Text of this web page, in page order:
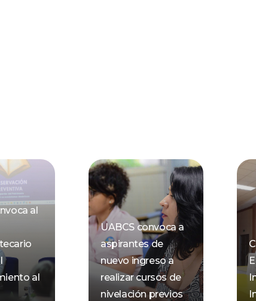
al
al
UABCS convoca a
aspirantes de
nuevo ingreso a
realizar cursos de
nivelación previos